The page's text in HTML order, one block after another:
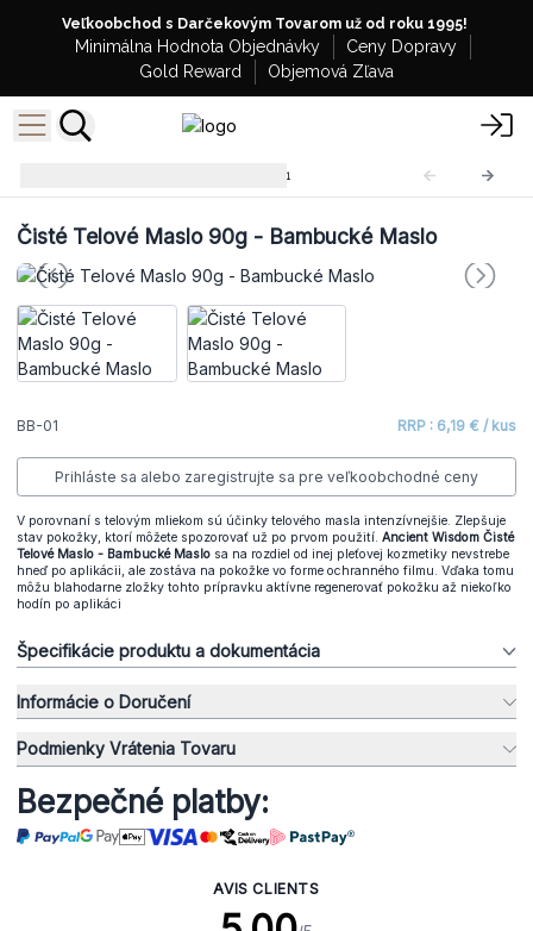
Veľkoobchod s Darčekovým Tovarom už od roku 1995!
Minimálna Hodnota Objednávky
Ceny Dopravy
Gold Reward
Objemová Zľava
BB-01
Čisté Telové Maslo 90g - Bambucké Maslo
BB-01 RRP : 6,19 € / kus
Prihláste sa alebo zaregistrujte sa pre veľkoobchodné ceny
V porovnaní s telovým mliekom sú účinky telového masla intenzívnejšie. Zlepšuje
stav pokožky, ktorí môžete spozorovať už po prvom použití. Ancient Wisdom Čisté
Telové Maslo - Bambucké Maslo sa na rozdiel od inej pleťovej kozmetiky nevstrebe
hneď po aplikácii, ale zostáva na pokožke vo forme ochranného filmu. Vďaka tomu
môžu blahodarne zložky tohto prípravku aktívne regenerovať pokožku až niekoľko
hodín po aplikáci
Špecifikácie produktu a dokumentácia
Informácie o Doručení
Podmienky Vrátenia Tovaru
Bezpečné platby:
AVIS CLIENTS